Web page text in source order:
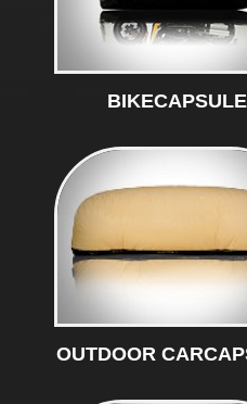
BIKECAPSULE
OUTDOOR